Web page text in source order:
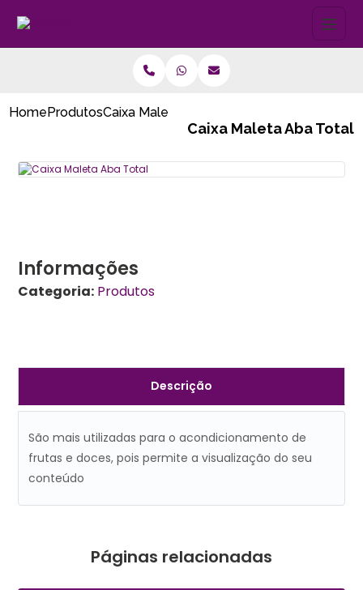
HomeProdutosCaixa Maleta Aba Total
Caixa Maleta Aba Total
Informações
Categoria: Produtos
Descrição
São mais utilizadas para o acondicionamento de
frutas e doces, pois permite a visualização do seu
conteúdo
Páginas relacionadas